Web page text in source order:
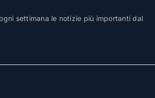
settimana le notizie più importanti dal